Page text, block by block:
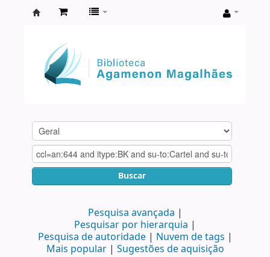
Agamenon
Magalhães
Buscar
Pesquisa avançada
Pesquisar por hierarquia
Pesquisa de autoridade
Nuvem de tags
Mais popular
Sugestões de aquisição